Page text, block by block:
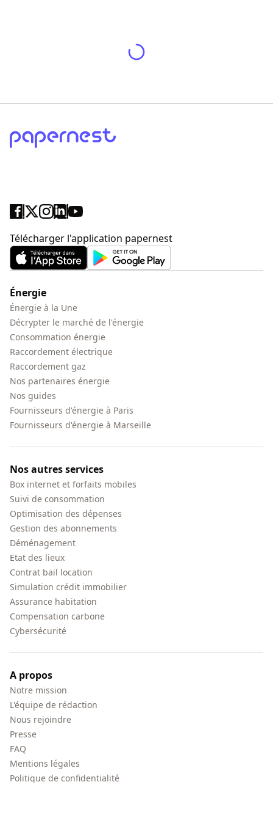
Télécharger l'application papernest
Énergie
Énergie à la Une
Décrypter le marché de l'énergie
Consommation énergie
Raccordement électrique
Raccordement gaz
Nos partenaires énergie
Nos guides
Fournisseurs d'énergie à Paris
Fournisseurs d'énergie à Marseille
Nos autres services
Box internet et forfaits mobiles
Suivi de consommation
Optimisation des dépenses
Gestion des abonnements
Déménagement
Etat des lieux
Contrat bail location
Simulation crédit immobilier
Assurance habitation
Compensation carbone
Cybersécurité
A propos
Notre mission
L'équipe de rédaction
Nous rejoindre
Presse
FAQ
Mentions légales
Politique de confidentialité